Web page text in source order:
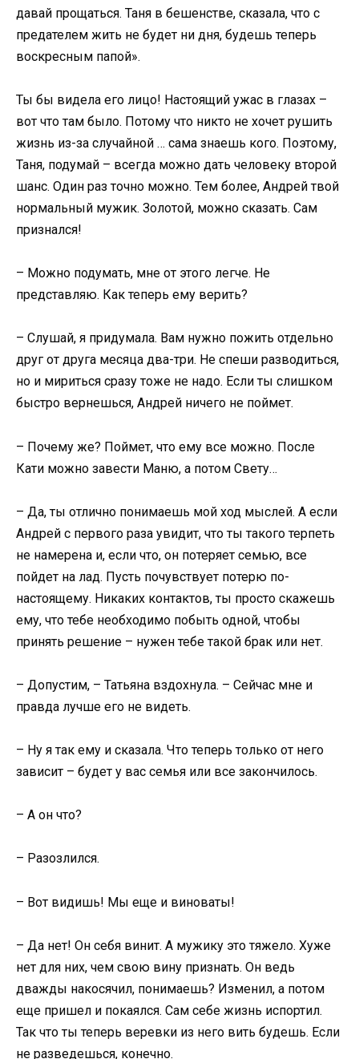
давай прощаться. Таня в бешенстве, сказала, что с
предателем жить не будет ни дня, будешь теперь
воскресным папой».
Ты бы видела его лицо! Настоящий ужас в глазах –
вот что там было. Потому что никто не хочет рушить
жизнь из-за случайной … сама знаешь кого. Поэтому,
Таня, подумай – всегда можно дать человеку второй
шанс. Один раз точно можно. Тем более, Андрей твой
нормальный мужик. Золотой, можно сказать. Сам
признался!
– Можно подумать, мне от этого легче. Не
представляю. Как теперь ему верить?
– Слушай, я придумала. Вам нужно пожить отдельно
друг от друга месяца два-три. Не спеши разводиться,
но и мириться сразу тоже не надо. Если ты слишком
быстро вернешься, Андрей ничего не поймет.
– Почему же? Поймет, что ему все можно. После
Кати можно завести Маню, а потом Свету…
– Да, ты отлично понимаешь мой ход мыслей. А если
Андрей с первого раза увидит, что ты такого терпеть
не намерена и, если что, он потеряет семью, все
пойдет на лад. Пусть почувствует потерю по-
настоящему. Никаких контактов, ты просто скажешь
ему, что тебе необходимо побыть одной, чтобы
принять решение – нужен тебе такой брак или нет.
– Допустим, – Татьяна вздохнула. – Сейчас мне и
правда лучше его не видеть.
– Ну я так ему и сказала. Что теперь только от него
зависит – будет у вас семья или все закончилось.
– А он что?
– Разозлился.
– Вот видишь! Мы еще и виноваты!
– Да нет! Он себя винит. А мужику это тяжело. Хуже
нет для них, чем свою вину признать. Он ведь
дважды накосячил, понимаешь? Изменил, а потом
еще пришел и покаялся. Сам себе жизнь испортил.
Так что ты теперь веревки из него вить будешь. Если
не разведешься, конечно.